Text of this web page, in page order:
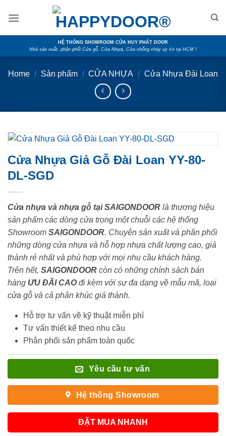
HỆ THỐNG SHOWROOM CỬA HUY PHÁT DOOR
Nhà sản xuất, phân phối Cửa gỗ, Cửa Nhựa, Cửa chống cháy uy tín tại HCM !
Home / Sản phẩm / CỬA NHỰA / Cửa Nhựa Đài Loan
Cửa Nhựa Giả Gỗ Đài Loan YY-80-
DL-SGD
Cửa nhựa và nhựa gỗ tại SAIGONDOOR là thương hiệu
sản phẩm các dòng cửa trong một chuỗi các hệ thống
Showroom SAIGONDOOR. Chuyên sản xuất và phân phối
những dòng cửa nhựa và hỗ hợp nhựa chất lượng cao, giá
thành rẻ nhất và phù hợp với mọi nhu cầu khách hàng.
Trên hết, SAIGONDOOR còn có những chính sách bán
hàng ƯU ĐÃI CAOđi kèm với sự đa dạng về mẫu mã, loại
cửa gỗ và cả phân khúc giá thành.
Hỗ trợ tư vấn về kỹ thuật miễn phí
Tư vấn thiết kế theo nhu cầu
Phân phối sản phẩm toàn quốc
Yêu cầu tư vấn
Hệ thống Showroom
ĐẶT MUA NHANH